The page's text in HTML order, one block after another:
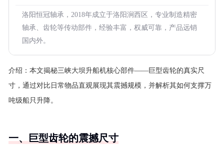
洛阳恒冠轴承，2018年成立于洛阳涧西区，专业制造精密
轴承、齿轮等传动部件，经验丰富，权威可靠，产品远销
国内外。
介绍： 本文揭秘三峡大坝升船机核心部件——巨型齿轮的真实尺
寸，通过对比日常物品直观展现其震撼规模，并解析其如何支撑万
吨级船只升降。
一、巨型齿轮的震撼尺寸